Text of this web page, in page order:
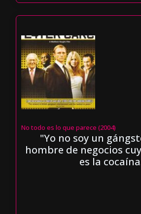
No todo es lo que parece (2004)
"Yo no soy un
hombre de negocios
es la